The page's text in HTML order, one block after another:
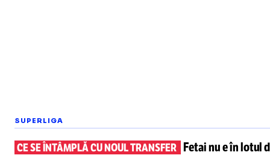
SUPERLIGA
CE SE ÎNTÂMPLĂ CU NOUL TRANSFER Fetai nu e în lotul